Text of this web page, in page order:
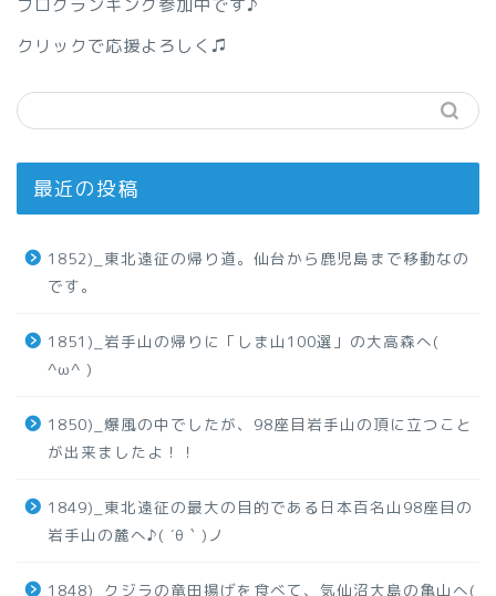
ブログランキング参加中です♪
クリックで応援よろしく♫
最近の投稿
1852)_東北遠征の帰り道。仙台から鹿児島まで移動なの
です。
1851)_岩手山の帰りに「しま山100選」の大高森へ(
^ω^ )
1850)_爆風の中でしたが、98座目岩手山の頂に立つこと
が出来ましたよ！！
1849)_東北遠征の最大の目的である日本百名山98座目の
岩手山の麓へ♪( ´θ｀)ノ
1848)_クジラの竜田揚げを食べて、気仙沼大島の亀山へ(